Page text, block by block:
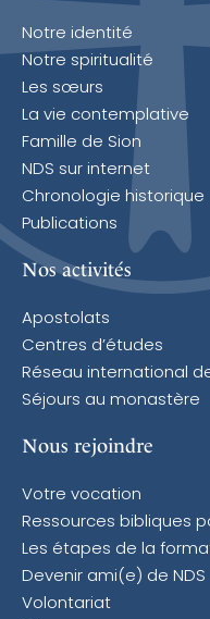
Notre identité
Notre spiritualité
Les sœurs
La vie contemplative
Famille de Sion
NDS sur internet
Chronologie historique
Publications
Nos activités
Apostolats
Centres d’études
Réseau international
Séjours au monastère
Nous rejoindre
Votre vocation
Ressources bibliques
Les étapes de la
Devenir ami(e) de NDS
Volontariat